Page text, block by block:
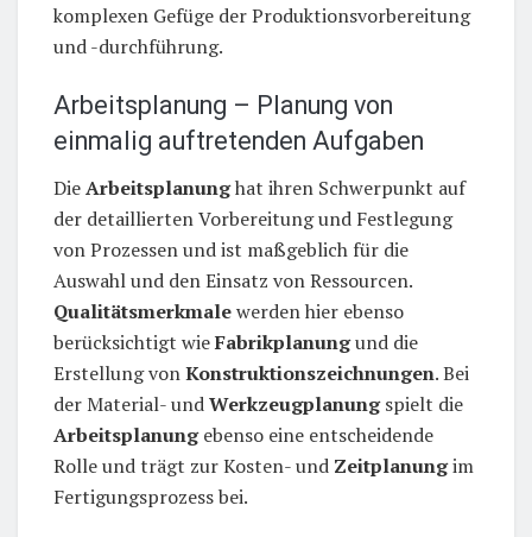
komplexen Gefüge der Produktionsvorbereitung
und -durchführung.
Arbeitsplanung – Planung von
einmalig auftretenden Aufgaben
DieArbeitsplanunghat ihren Schwerpunkt auf
der detaillierten Vorbereitung und Festlegung
von Prozessen und ist maßgeblich für die
Auswahl und den Einsatz von Ressourcen.
Qualitätsmerkmalewerden hier ebenso
berücksichtigt wieFabrikplanungund die
Erstellung vonKonstruktionszeichnungen. Bei
der Material- undWerkzeugplanungspielt die
Arbeitsplanungebenso eine entscheidende
Rolle und trägt zur Kosten- und Zeitplanungim
Fertigungsprozess bei.